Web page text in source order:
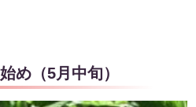
め（5月中旬）